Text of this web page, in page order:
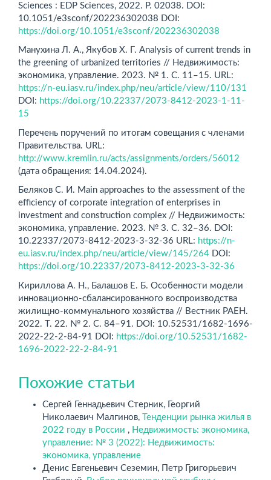
Sciences : EDP Sciences, 2022. Р. 02038. DOI:
10.1051/e3sconf/202236302038 DOI:
https://doi.org/10.1051/e3sconf/202236302038
Манухина Л. А., Якубов Х. Г. Analysis of current trends in
the gree­ning of urbanized territories // Недвижимость:
экономика, управление. 2023. № 1. С. 11–15. URL:
https://n-eu.iasv.ru/index.php/neu/article/view/110/131
DOI: https://doi.org/10.22337/2073-8412-2023-1-11-
15
Перечень поручений по итогам совещания с членами
Правительства. URL:
http://www.kremlin.ru/acts/assignments/orders/56012
(дата обращения: 14.04.2024).
Беляков С. И. Main approaches to the assessment of the
efficiency of corporate integration of enterprises in
investment and construction complex // Недвижимость:
экономика, управление. 2023. № 3. С. 32–36. DOI:
10.22337/2073-8412-2023-3-32-36 URL: https://n-
eu.iasv.ru/index.php/neu/article/view/145/264 DOI:
https://doi.org/10.22337/2073-8412-2023-3-32-36
Кириллова А. Н., Балашов Е. Б. Особенности модели
инновационно-сбалансированного воспроизводства
жилищно-коммунального хозяйства // Вестник РАЕН.
2022. Т. 22. № 2. С. 84–91. DOI: 10.52531/1682-1696-
2022-22-2-84-91 DOI: https://doi.org/10.52531/1682-
1696-2022-22-2-84-91
Похожие статьи
Сергей Геннадьевич Стерник, Георгий
Николаевич Малгинов,
Тенденции рынка жилья в
2022 году в России , Недвижимость: экономика,
управление: № 3 (2022): Недвижимость:
экономика, управление
Денис Евгеньевич Сеземин, Петр Григорьевич